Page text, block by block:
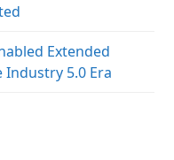
Extended
5.0 Era